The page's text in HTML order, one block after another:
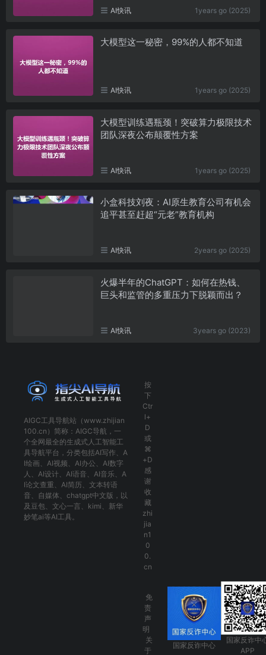
AI快讯 1years go (2025)
大模型这一秘密，99%的人都不知道
AI快讯 1years go (2025)
大模型训练遇瓶颈！突破算力极限技术
团队深夜公布颠覆性方案
AI快讯 1years go (2025)
小盒科技刘夜：AI原生教育公司有机会
追平甚至赶超“元老”教育机构
AI快讯 2years go (2025)
火爆半年的ChatGPT：如何在热钱、
巨头和监管的多重压力下脱颖而出？
AI快讯 3years go (2023)
AIGC工具导航站（www.zhijian
100.cn）简称： AIGC导航 ，一
个全网最全的生成式人工智能工
具导航平台，分类包括AI写作 、 A
I绘画 、 AI视频 、 AI办公 、 AI数字
人 、 AI设计、 AI语音、 AI音乐、 A
I论文查重 、 AI简历 、 文本转语
音、 自媒体 、 chatgpt中文版 ，以
及 豆包、 文心一言 、 kimi 、 新华
妙笔ai等AI工具。
按
下
Ctr
l+
D
或
⌘
+D
感
谢
收
藏
zhi
jia
n1
0
0.
cn
免
责
声
明
关
于
国家反诈中心
国家反诈中
APP